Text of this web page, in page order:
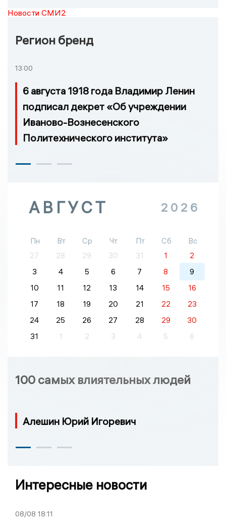
Новости СМИ2
Регион бренд
13:00
6 августа 1918 года Владимир Ленин
подписал декрет «Об учреждении
Иваново-Вознесенского
Политехнического института»
АВГУСТ 2026
Пн Вт Ср Чт Пт Сб
Вс
27
28 29 30 31 1
2
3
4 5 6 7 8
9
10
11 12 13 14 15
16
17
18 19 20 21 22
23
24
25 26 27 28 29
30
31
1 2 3 4 5 6
100 самых влиятельных людей
Алешин Юрий Игоревич
Интересные новости
08/08 18:11